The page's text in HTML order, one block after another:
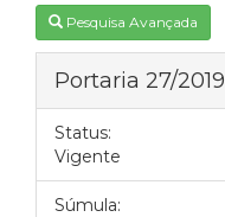
Pesquisa Avançada
Portaria 27/2019
Status:
Vigente
Súmula: